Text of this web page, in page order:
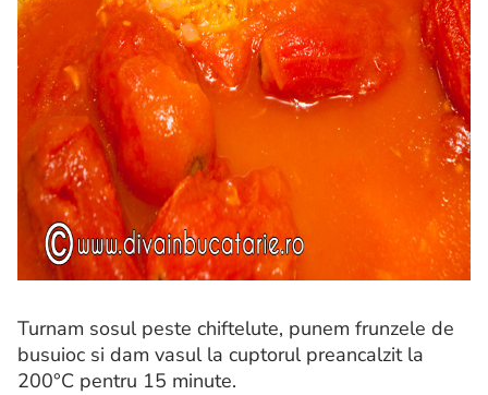
Turnam sosul peste chiftelute, punem frunzele de
busuioc si dam vasul la cuptorul preancalzit la
200°C pentru 15 minute.